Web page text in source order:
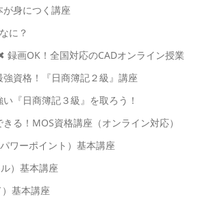
身につく講座
に？
録画OK！全国対応のCADオンライン授業
資格！『日商簿記２級』講座
『日商簿記３級』を取ろう！
きる！MOS資格講座（オンライン対応）
ワーポイント）基本講座
）基本講座
基本講座